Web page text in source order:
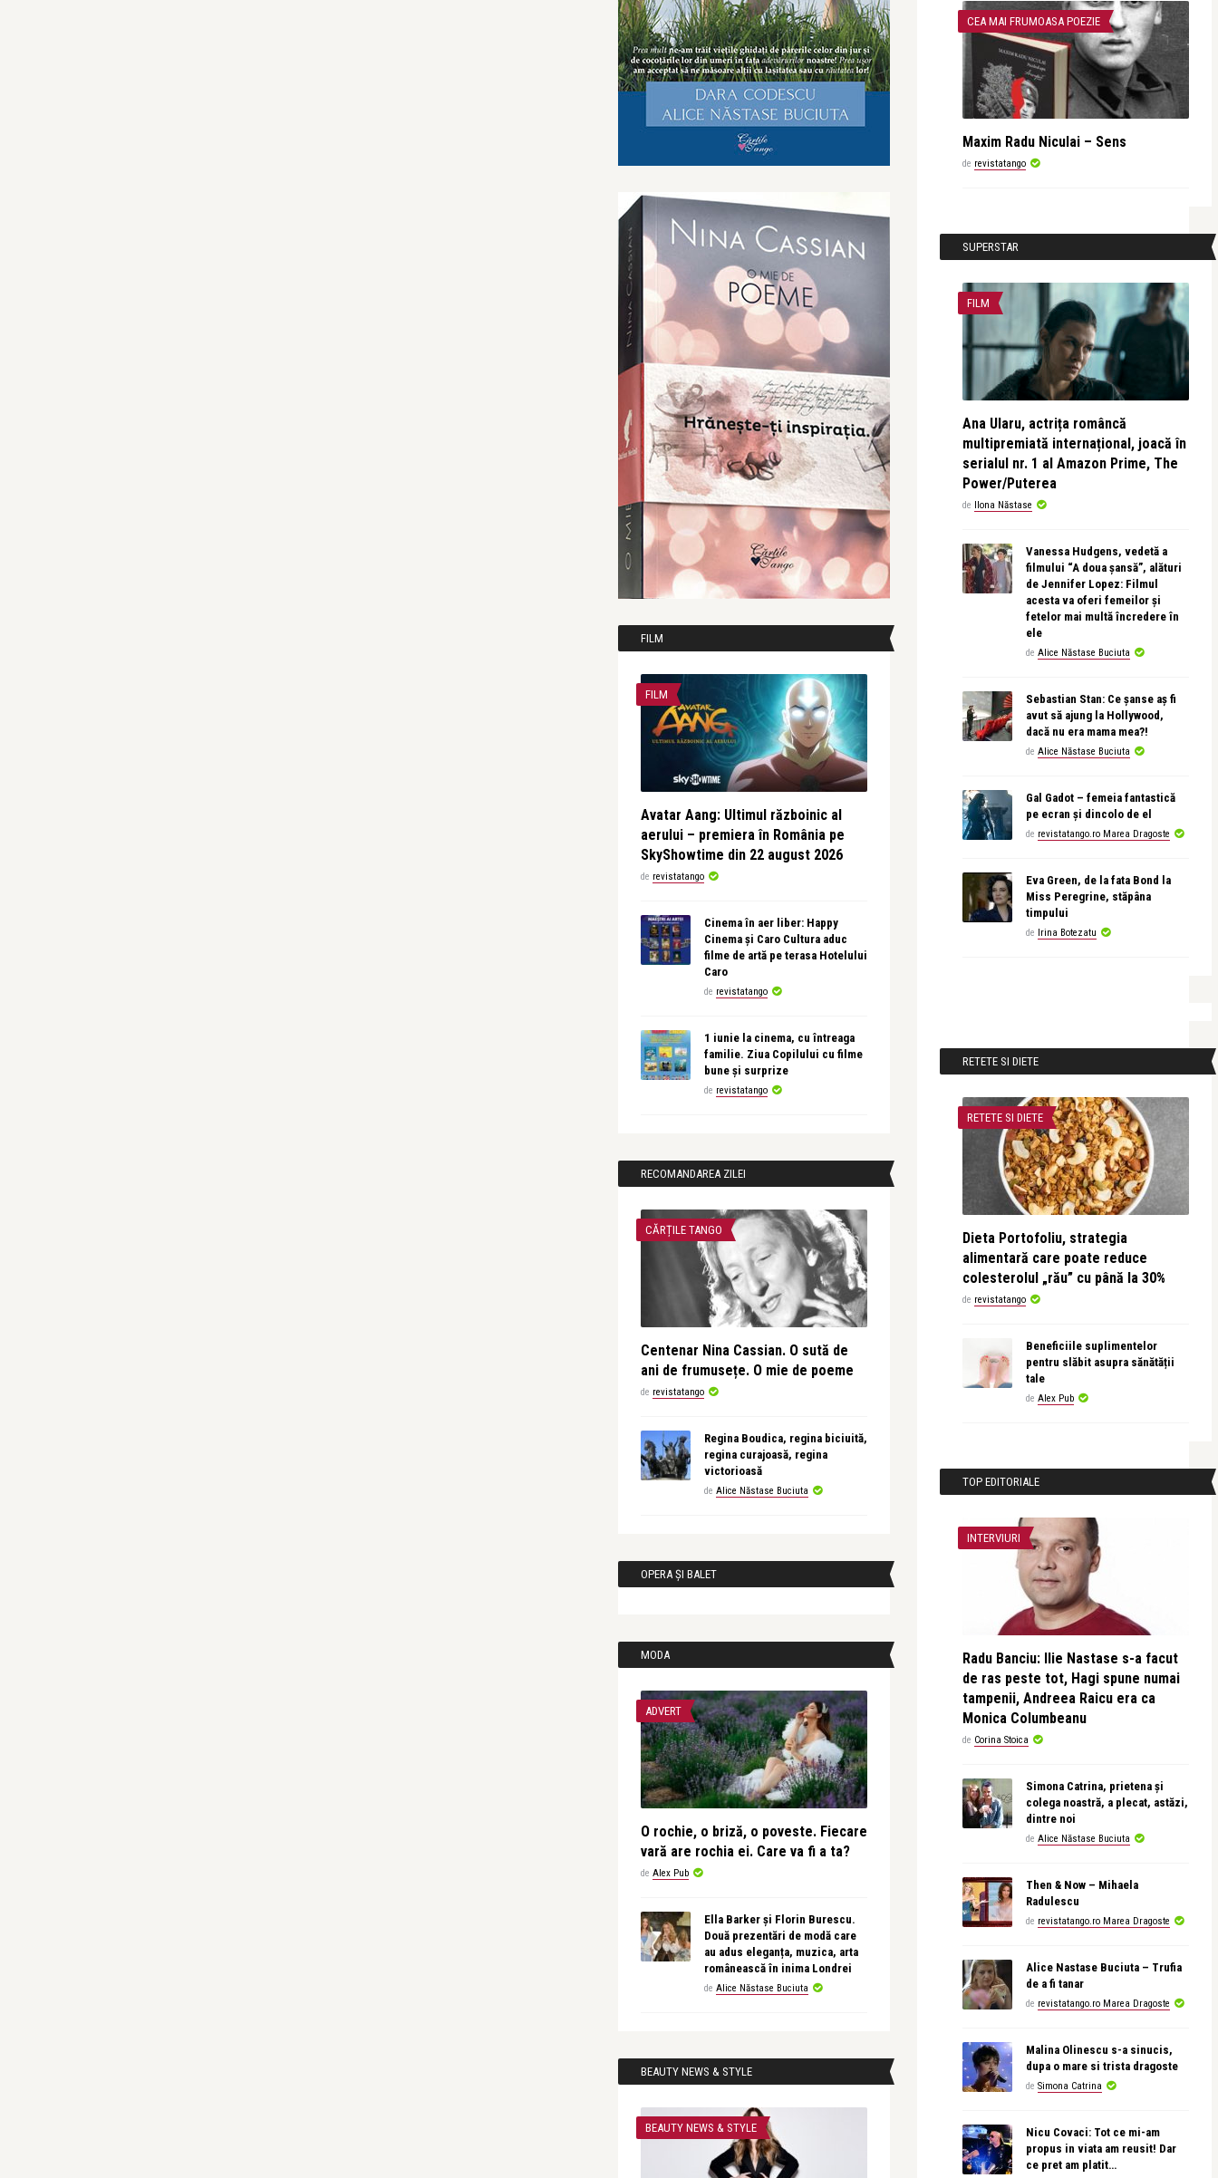
FILM
FILM
Avatar Aang: Ultimul războinic al
aerului – premiera în România pe
SkyShowtime din 22 august 2026
de revistatango
Cinema în aer liber: Happy
Cinema și Caro Cultura aduc
filme de artă pe terasa Hotelului
Caro
de revistatango
1 iunie la cinema, cu întreaga
familie. Ziua Copilului cu filme
bune și surprize
de revistatango
RECOMANDAREA ZILEI
CĂRȚILE TANGO
Centenar Nina Cassian. O sută de
ani de frumusețe. O mie de poeme
de revistatango
Regina Boudica, regina biciuită,
regina curajoasă, regina
victorioasă
de Alice Năstase Buciuta
OPERA ȘI BALET
MODA
ADVERT
O rochie, o briză, o poveste. Fiecare
vară are rochia ei. Care va fi a ta?
de Alex Pub
Ella Barker și Florin Burescu.
Două prezentări de modă care
au adus eleganța, muzica, arta
românească în inima Londrei
de Alice Năstase Buciuta
BEAUTY NEWS & STYLE
BEAUTY NEWS & STYLE
CEA MAI FRUMOASA POEZIE
Maxim Radu Niculai – Sens
de revistatango
SUPERSTAR
FILM
Ana Ularu, actrița româncă
multipremiată internațional, joacă în
serialul nr. 1 al Amazon Prime, The
Power/Puterea
de Ilona Năstase
Vanessa Hudgens, vedetă a
filmului “A doua șansă”, alături
de Jennifer Lopez: Filmul
acesta va oferi femeilor și
fetelor mai multă încredere în
ele
de Alice Năstase Buciuta
Sebastian Stan: Ce șanse aș fi
avut să ajung la Hollywood,
dacă nu era mama mea?!
de Alice Năstase Buciuta
Gal Gadot – femeia fantastică
pe ecran și dincolo de el
de revistatango.ro Marea Dragoste
Eva Green, de la fata Bond la
Miss Peregrine, stăpâna
timpului
de Irina Botezatu
RETETE SI DIETE
RETETE SI DIETE
Dieta Portofoliu, strategia
alimentară care poate reduce
colesterolul „rău” cu până la 30%
de revistatango
Beneficiile suplimentelor
pentru slăbit asupra sănătății
tale
de Alex Pub
TOP EDITORIALE
INTERVIURI
Radu Banciu: Ilie Nastase s-a facut
de ras peste tot, Hagi spune numai
tampenii, Andreea Raicu era ca
Monica Columbeanu
de Corina Stoica
Simona Catrina, prietena și
colega noastră, a plecat, astăzi,
dintre noi
de Alice Năstase Buciuta
Then & Now – Mihaela
Radulescu
de revistatango.ro Marea Dragoste
Alice Nastase Buciuta – Trufia
de a fi tanar
de revistatango.ro Marea Dragoste
Malina Olinescu s-a sinucis,
dupa o mare si trista dragoste
de Simona Catrina
Nicu Covaci: Tot ce mi-am
propus in viata am reusit! Dar
ce pret am platit…